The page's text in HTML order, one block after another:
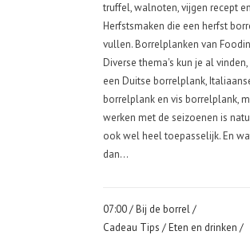
truffel, walnoten, vijgen recept
Herfstsmaken die een herfst
vullen. Borrelplanken van
Diverse thema's kun je al
een Duitse borrelplank,
borrelplank en vis borrelplank,
werken met de seizoenen is
ook wel heel toepasselijk. En
dan...
07:00 /Bij de borrel/
Cadeau Tips /Eten en drinken /